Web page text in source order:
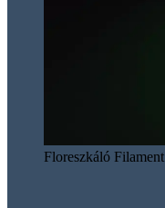
Floreszkáló Filament